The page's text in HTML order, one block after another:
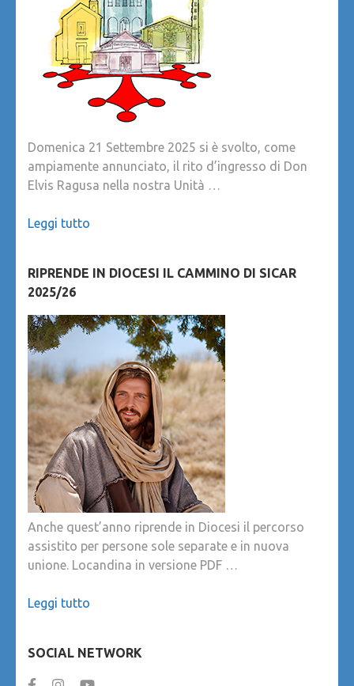
Domenica 21 Settembre 2025 si è svolto, come
ampiamente annunciato, il rito d’ingresso di Don
Elvis Ragusa nella nostra Unità …
Leggi tutto
RIPRENDE IN DIOCESI IL CAMMINO DI SICAR
2025/26
Anche quest’anno riprende in Diocesi il percorso
assistito per persone sole separate e in nuova
unione. Locandina in versione PDF …
Leggi tutto
SOCIAL NETWORK